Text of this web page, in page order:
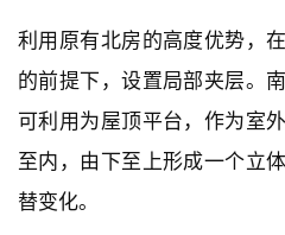
利用原有北房的高度优势，
的前提下，设置局部夹层。
可利用为屋顶平台，作为室
至内，由下至上形成一个立
替变化。